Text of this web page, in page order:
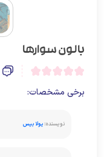
بالون سوارها
0 دیدگاه
برخی مشخصات:
نویسنده:یولا بیس